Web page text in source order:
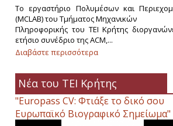
Το εργαστήριο Πολυμέσων και
(MCLAB) του Τμήματος Μηχανικών
Πληροφορικής του ΤΕΙ Κρήτης
ετήσιο συνέδριο της ACM,...
Διαβάστε περισσότερα
Νέα του ΤΕΙ Κρήτης
"Europass CV: Φτιάξε το δικό σου
Ευρωπαϊκό Βιογραφικό Σημείωμα"